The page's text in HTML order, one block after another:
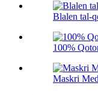
Blalen tal-
100%
Maskri